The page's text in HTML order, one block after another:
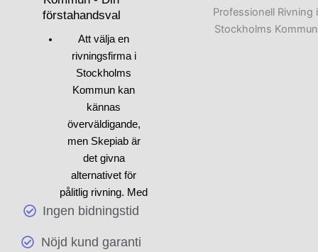
de nyaste teknikerna och
metoderna inomrivningoch
förstahandsval
Att välja en
rivningsfirma i
Stockholms
Kommun kan
kännas
överväldigande,
men Skepiab är
det givna
alternativet för
pålitlig rivning. Med
vår gedigna
säkerställer vi att
Ingen bidningstid
Nöjd kund garanti